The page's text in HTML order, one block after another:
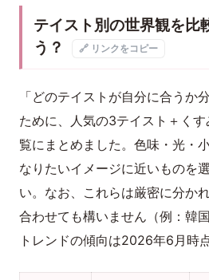
テイスト別の世界観を比
う？
🔗 リンクをコピー
「どのテイストが自分に合うか
ために、人気の3テイスト＋く
覧にまとめました。色味・光・
なりたいイメージに近いものを
い。なお、これらは厳密に分か
合わせても構いません（例：韓
トレンドの傾向は2026年6月時